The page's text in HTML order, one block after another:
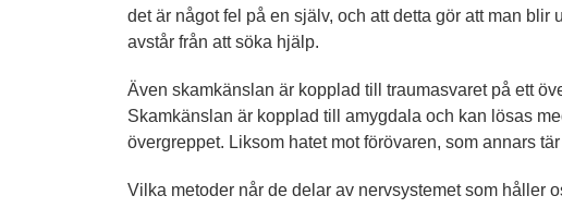
det är något fel på en själv, och att detta gör att man
avstår från att söka hjälp.
Även skamkänslan är kopplad till traumasvaret på ett
Skamkänslan är kopplad till amygdala och kan lösas
övergreppet. Liksom hatet mot förövaren, som annars
Vilka metoder når de delar av nervsystemet som håller